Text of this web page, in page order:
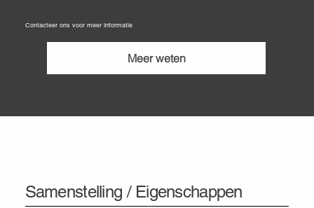
Contacteer ons voor meer informatie
Meer weten
Samenstelling / Eigenschappen